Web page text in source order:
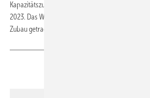
Kapazitätszuwachs von 4,6 GW im Vergleich zum
2023. Das Wachstum wurde von China und
Zubau getragen.